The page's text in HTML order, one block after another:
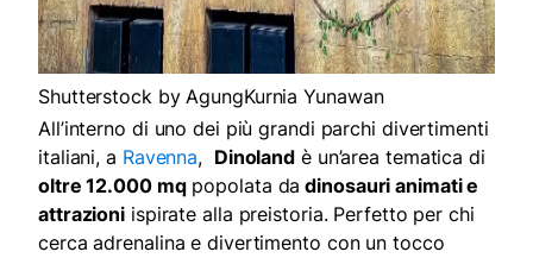
Shutterstock by AgungKurnia Yunawan
All’interno di uno dei più grandi parchi divertimenti
italiani, a Ravenna, Dinoland è un’area tematica di
oltre 12.000 mqpopolata da dinosauri animati e
attrazioni ispirate alla preistoria. Perfetto per chi
cerca adrenalina e divertimento con un tocco